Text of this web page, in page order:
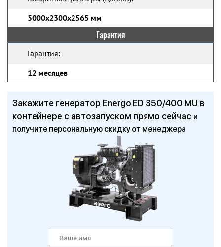
5000х2300х2565 мм
Гарантия
Гарантия:
12 месяцев
Закажите генератор Energo ED 350/400 MU в
контейнере с автозапуском прямо сейчас и
получите персональную скидку от менеджера